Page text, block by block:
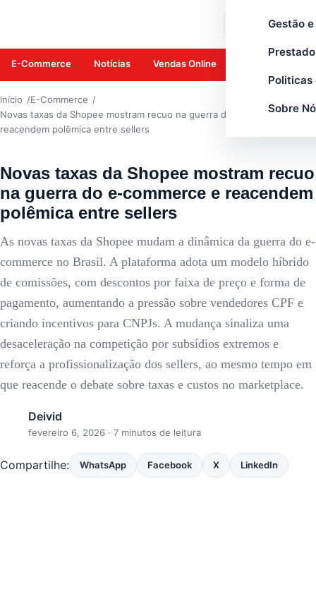
Gestão
Politicas
Sobre
E-Commerce Notícias Vendas Online
Início
E-Commerce
Novas taxas da Shopee mostram recuo na guerra do e-commerce e
reacendem polêmica entre sellers
Novas taxas da Shopee mostram recuo
na guerra do e-commerce e reacendem
polêmica entre sellers
As novas taxas da Shopee mudam a dinâmica da guerra do e-
commerce no Brasil. A plataforma adota um modelo híbrido
de comissões, com descontos por faixa de preço e forma de
pagamento, aumentando a pressão sobre vendedores CPF e
criando incentivos para CNPJs. A mudança sinaliza uma
desaceleração na competição por subsídios extremos e
reforça a profissionalização dos sellers, ao mesmo tempo em
que reacende o debate sobre taxas e custos no marketplace.
Deivid
fevereiro 6, 2026 · 7 minutos de leitura
Compartilhe: WhatsApp Facebook X LinkedIn